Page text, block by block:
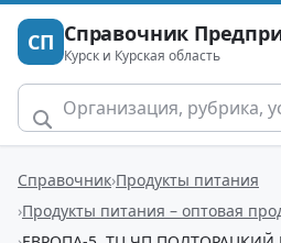
СП Справочник
Курск и Курская область
Справочник Продукты питания
Продукты питания – оптовая